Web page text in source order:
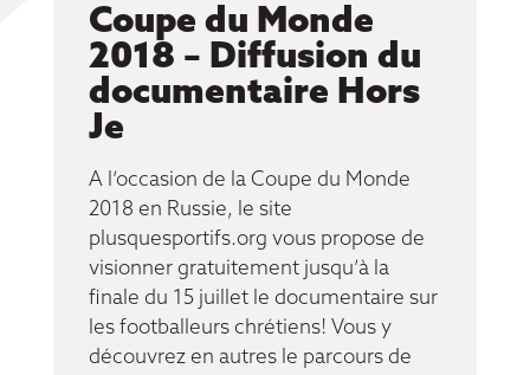
Coupe du Monde
2018 – Diffusion du
documentaire Hors
Je
A l’occasion de la Coupe du Monde
2018 en Russie, le site
plusquesportifs.org vous propose de
visionner gratuitement jusqu’à la
finale du 15 juillet le documentaire sur
les footballeurs chrétiens! Vous y
découvrez en autres le parcours de